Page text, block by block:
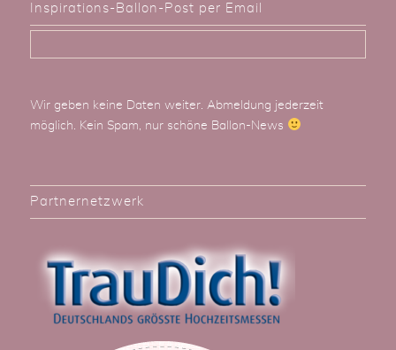
Inspirations-Ballon-Post per Email
Wir geben keine Daten weiter. Abmeldung jederzeit
möglich. Kein Spam, nur schöne Ballon-News
Partnernetzwerk